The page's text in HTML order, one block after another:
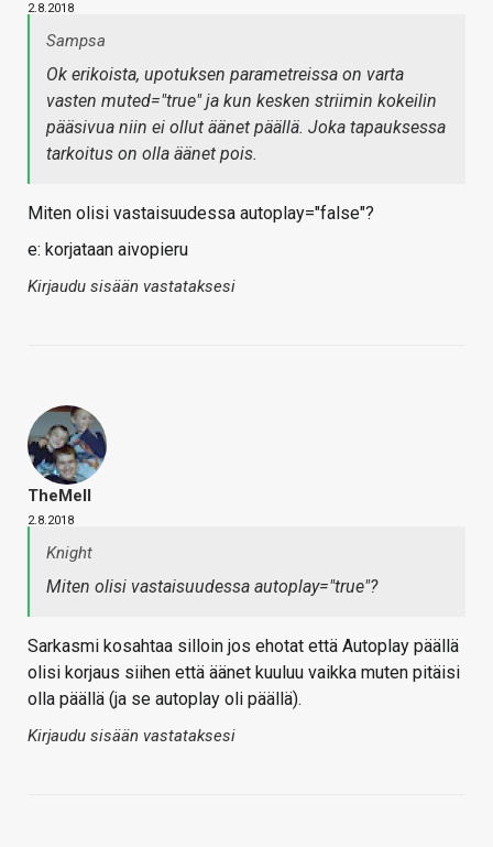
2.8.2018
Sampsa
Ok erikoista, upotuksen parametreissa on varta
vasten muted="true" ja kun kesken striimin kokeilin
pääsivua niin ei ollut äänet päällä. Joka tapauksessa
tarkoitus on olla äänet pois.
Miten olisi vastaisuudessa autoplay="false"?
e: korjataan aivopieru
Kirjaudu sisään vastataksesi
TheMeII
2.8.2018
Knight
Miten olisi vastaisuudessa autoplay="true"?
Sarkasmi kosahtaa silloin jos ehotat että Autoplay päällä
olisi korjaus siihen että äänet kuuluu vaikka muten pitäisi
olla päällä (ja se autoplay oli päällä).
Kirjaudu sisään vastataksesi